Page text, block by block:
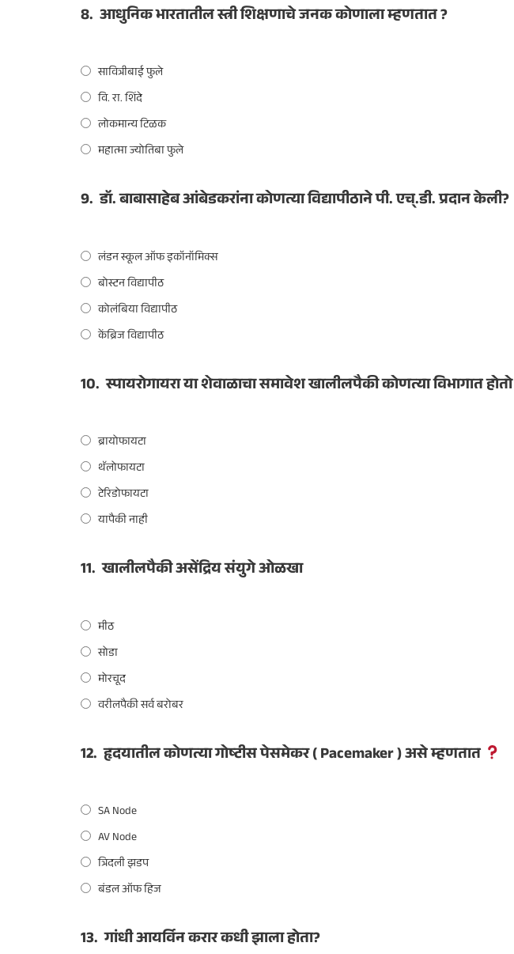
8. आधुनिक भारतातील स्त्री शिक्षणाचे जनक कोणाला म्हणतात ?
सावित्रीबाई फुले
वि. रा. शिंदे
लोकमान्य टिळक
महात्मा ज्योतिबा फुले
9. डॉ. बाबासाहेब आंबेडकरांना कोणत्या विद्यापीठाने पी. एच्.डी. प्रदान केली?
लंडन स्कूल ऑफ इकॉनॉमिक्स
बोस्टन विद्यापीठ
कोलंबिया विद्यापीठ
केंब्रिज विद्यापीठ
10. स्पायरोगायरा या शेवाळाचा समावेश खालीलपैकी कोणत्या विभागात होतो
ब्रायोफायटा
थॅलोफायटा
टेरिडोफायटा
यापैकी नाही
11. खालीलपैकी असेंद्रिय संयुगे ओळखा
मीठ
सोडा
मोरचूद
वरीलपैकी सर्व बरोबर
12. हृदयातील कोणत्या गोष्टीस पेसमेकर ( Pacemaker ) असे म्हणतात
SA Node
AV Node
त्रिदली झडप
बंडल ऑफ हिज
13. गांधी आयर्विन करार कधी झाला होता?